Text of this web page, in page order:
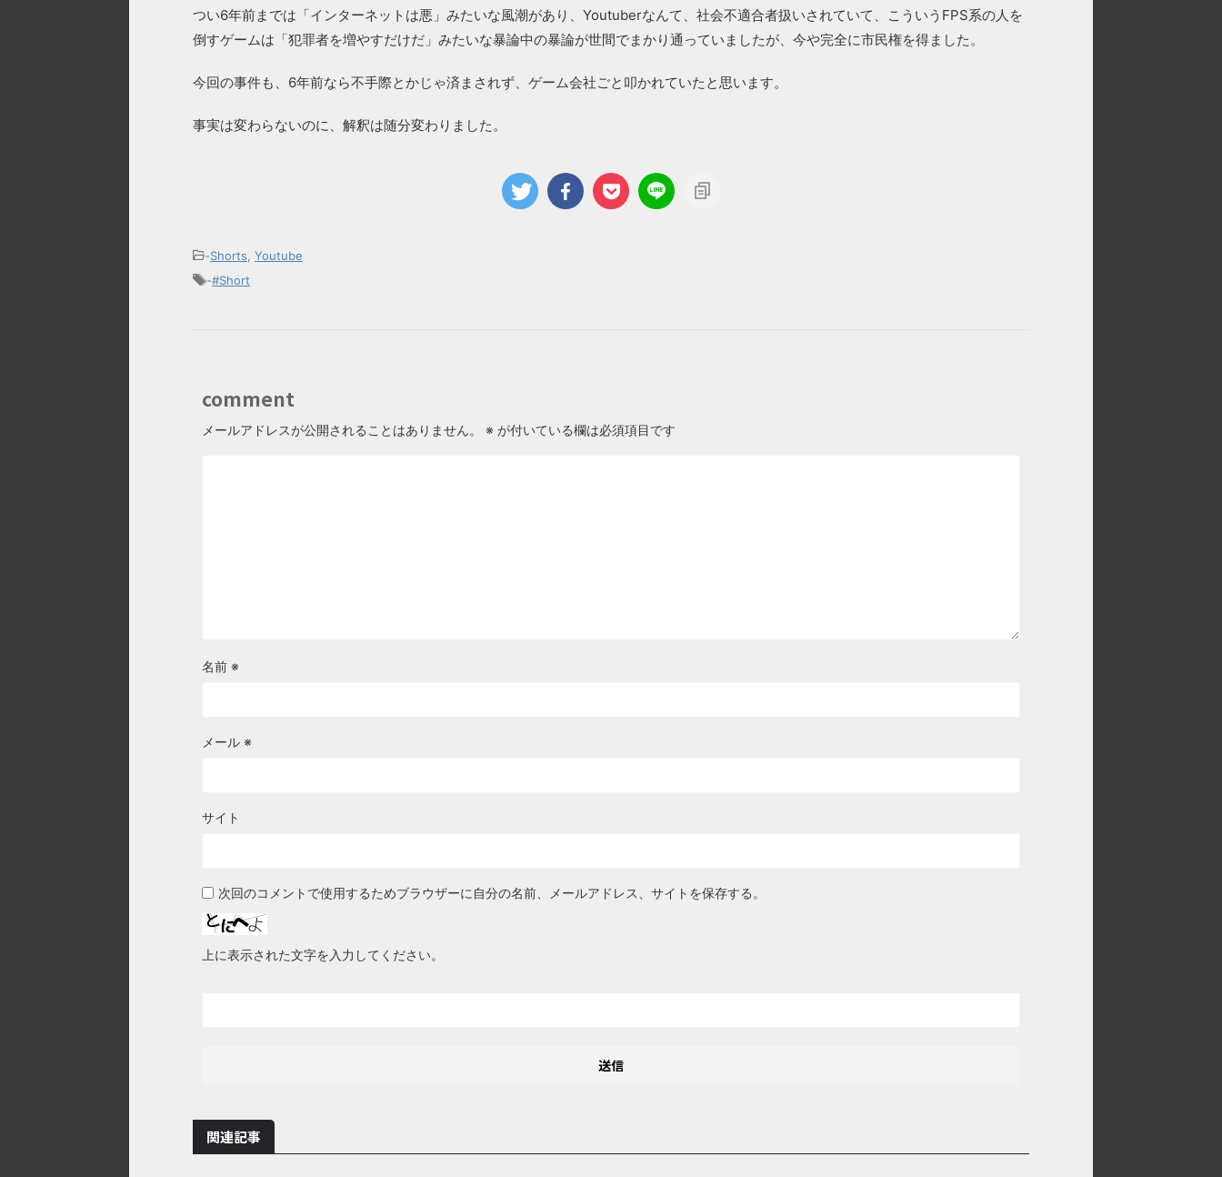
つい6年前までは「インターネットは悪」みたいな風潮があり、Youtuberなんて、社会不適合者扱いされていて、こういうFPS系の人を
倒すゲームは「犯罪者を増やすだけだ」みたいな暴論中の暴論が世間でまかり通っていましたが、今や完全に市民権を得ました。
今回の事件も、6年前なら不手際とかじゃ済まされず、ゲーム会社ごと叩かれていたと思います。
事実は変わらないのに、解釈は随分変わりました。
-Shorts, Youtube
-#Short
comment
メールアドレスが公開されることはありません。 ※ が付いている欄は必須項目です
名前 ※
メール ※
サイト
次回のコメントで使用するためブラウザーに自分の名前、メールアドレス、サイトを保存する。
上に表示された文字を入力してください。
関連記事